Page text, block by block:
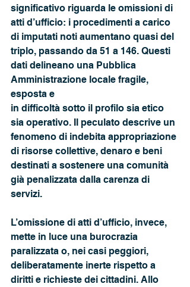
significativo riguarda le omissioni di
atti d’ufficio: i procedimenti a carico
di imputati noti aumentano quasi del
triplo, passando da 51 a 146. Questi
dati delineano una Pubblica
Amministrazione locale fragile,
esposta e
in difficoltà sotto il profilo sia etico
sia operativo. Il peculato descrive un
fenomeno di indebita appropriazione
di risorse collettive, denaro e beni
destinati a sostenere una comunità
già penalizzata dalla carenza di
servizi.
L’omissione di atti d’ufficio, invece,
mette in luce una burocrazia
paralizzata o, nei casi peggiori,
deliberatamente inerte rispetto a
diritti e richieste dei cittadini. Allo